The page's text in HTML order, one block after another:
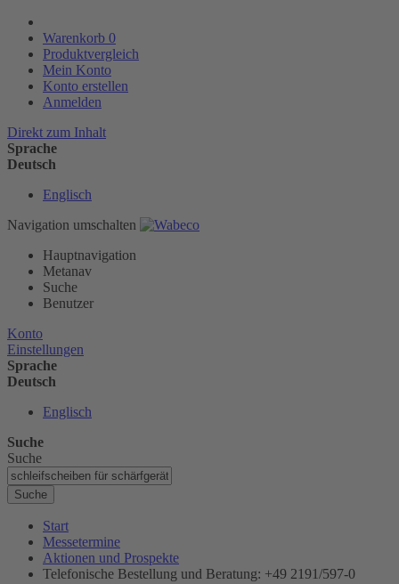
Warenkorb 0
Produktvergleich
Mein Konto
Konto erstellen
Anmelden
Direkt zum Inhalt
Sprache
Deutsch
Englisch
Navigation umschalten
Hauptnavigation
Metanav
Suche
Benutzer
Konto
Einstellungen
Sprache
Deutsch
Englisch
Suche
Suche
Suche
Start
Messetermine
Aktionen und Prospekte
Telefonische Bestellung und Beratung: +49 2191/597-0